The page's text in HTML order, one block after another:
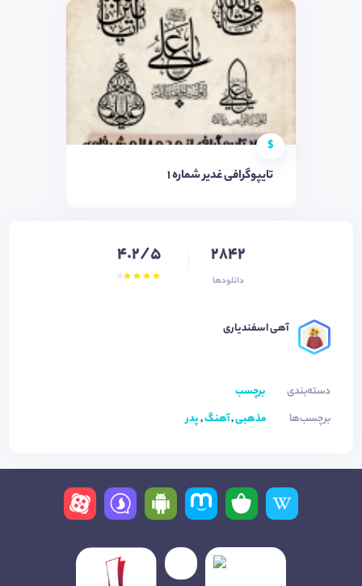
$
تایپوگرافی غدیر شماره ۱
2842
دانلودها
4.2/5
آهی اسفندیاری
دسته‌بندی
برچسب
برچسب‌ها
مذهبی,آهنگ,پدر